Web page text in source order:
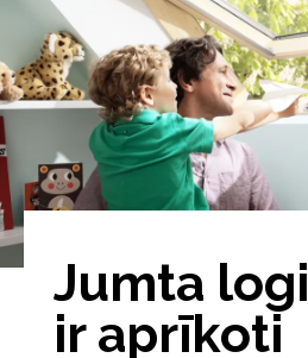
Jumta logi
ir aprīkoti